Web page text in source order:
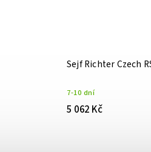
Sejf Richter Czech
7-10 dní
5 062 Kč